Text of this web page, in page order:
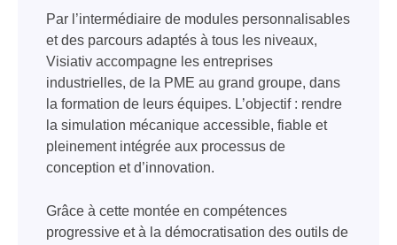
Par l’intermédiaire de modules personnalisables
et des parcours adaptés à tous les niveaux,
Visiativ accompagne les entreprises
industrielles, de la PME au grand groupe, dans
la formation de leurs équipes. L’objectif : rendre
la simulation mécanique accessible, fiable et
pleinement intégrée aux processus de
conception et d’innovation.
Grâce à cette montée en compétences
progressive et à la démocratisation des outils de